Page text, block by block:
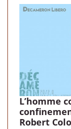
L’homme
Robert